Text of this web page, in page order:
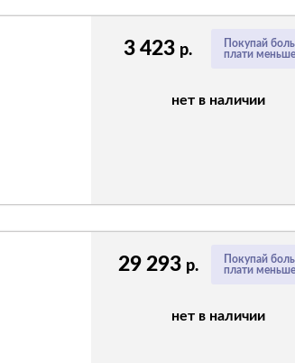
Покупай
плати меньше
3 423 р.
нет в наличии
Покупай
плати меньше
29 293 р.
нет в наличии